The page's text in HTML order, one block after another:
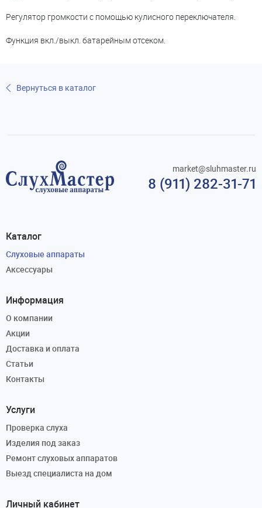
Регулятор громкости с помощью кулисного переключателя.
Функция вкл./выкл. батарейным отсеком.
Вернуться в каталог
8 (911) 282-31-71
market@sluhmaster.ru
Каталог
Слуховые аппараты
Аксессуары
Информация
О компании
Акции
Доставка и оплата
Статьи
Контакты
Услуги
Проверка слуха
Изделия под заказ
Ремонт слуховых аппаратов
Выезд специалиста на дом
Личный кабинет